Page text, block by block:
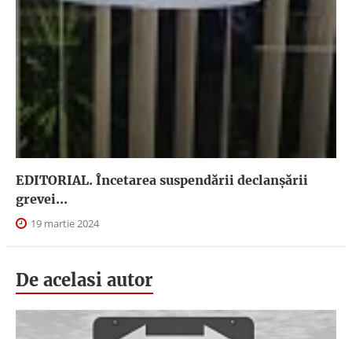
EDITORIAL. Încetarea suspendării declanşării
grevei...
19 martie 2024
De acelasi autor